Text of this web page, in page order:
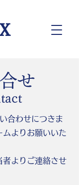
せ
合わせにつきま
ムよりお願いいた
者よりご連絡させ